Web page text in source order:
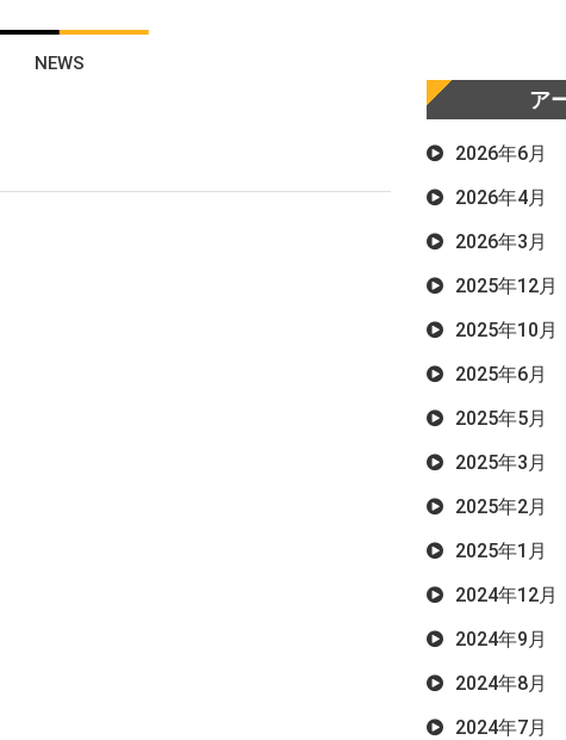
NEWS
ア
2026年6月
2026年4月
2026年3月
2025年12月
2025年10月
2025年6月
2025年5月
2025年3月
2025年2月
2025年1月
2024年12月
2024年9月
2024年8月
2024年7月